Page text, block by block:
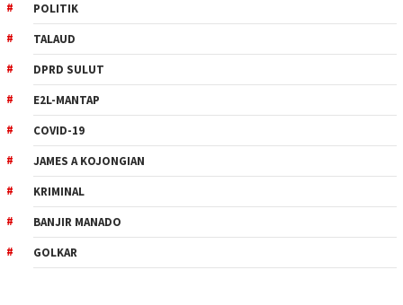
POLITIK
TALAUD
DPRD SULUT
E2L-MANTAP
COVID-19
JAMES A KOJONGIAN
KRIMINAL
BANJIR MANADO
GOLKAR